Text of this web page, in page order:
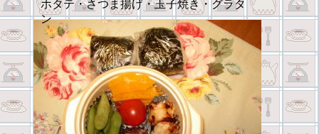
ホタテ・さつま揚げ・玉子焼き・グラタ
ン